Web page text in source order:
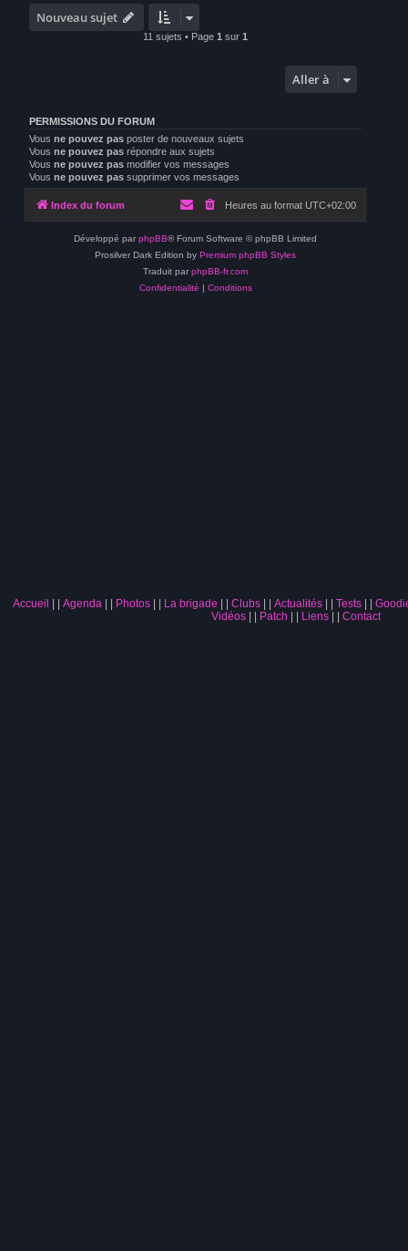
Nouveau sujet
11 sujets • Page 1 sur 1
Aller à
PERMISSIONS DU FORUM
Vous ne pouvez pas poster de nouveaux sujets
Vous ne pouvez pas répondre aux sujets
Vous ne pouvez pas modifier vos messages
Vous ne pouvez pas supprimer vos messages
Index du forum Heures au format UTC+02:00
Développé par phpBB® Forum Software © phpBB Limited
Prosilver Dark Edition by Premium phpBB Styles
Traduit par phpBB-fr.com
Confidentialité | Conditions
Accueil Agenda| Photos| La brigade Clubs| Actualités| Tests|
Vidéos| Patch Liens| Contact